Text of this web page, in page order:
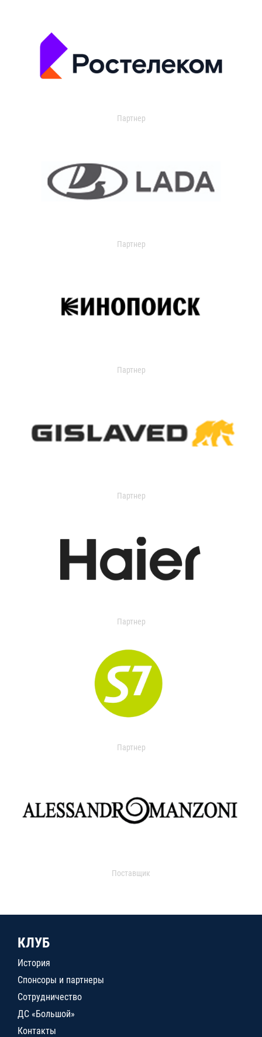
Партнер
Партнер
Партнер
Партнер
Партнер
Партнер
Поставщик
КЛУБ
История
Спонсоры и партнеры
Сотрудничество
ДС «Большой»
Контакты